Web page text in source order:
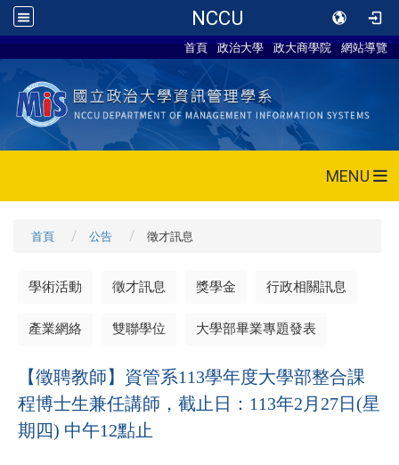
NCCU
首頁 政治大學 政大商學院 網站導覽
MENU
首頁 公告 徵才訊息
學術活動 徵才訊息 獎學金 行政相關訊息
產業網絡 雙聯學位 大學部畢業專題發表
【徵聘教師】資管系113學年度大學部整合課
程博士生兼任講師，截止日：113年2月27日(星
期四) 中午12點止